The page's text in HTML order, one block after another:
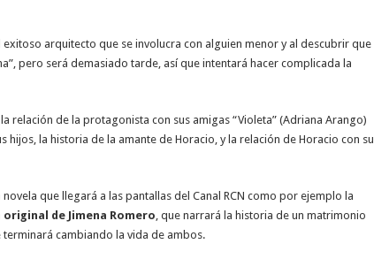
arquitecto que se involucra con alguien menor y al descubrir que
pero será demasiado tarde, así que intentará hacer complicada la
relación de la protagonista con sus amigas “Violeta” (Adriana Arango)
hijos, la historia de la amante de Horacio, y la relación de Horacio con su
que llegará a las pantallas del Canal RCN como por ejemplo la
original de Jimena Romero, que narrará la historia de un matrimonio
cambiando la vida de ambos.